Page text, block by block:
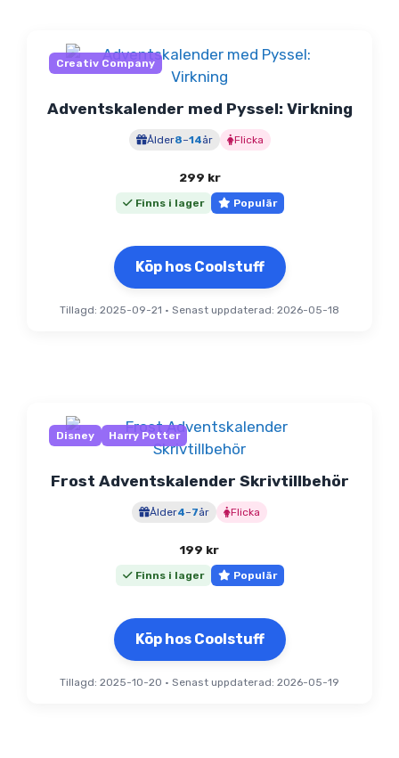
Creativ Company
Adventskalender med Pyssel: Virkning
Ålder8–14år Flicka
299 kr
Finns i lager Populär
Köp hos Coolstuff
Tillagd: 2025-09-21 • Senast uppdaterad: 2026-05-18
Disney Harry Potter
Frost Adventskalender Skrivtillbehör
Ålder4–7år Flicka
199 kr
Finns i lager Populär
Köp hos Coolstuff
Tillagd: 2025-10-20 • Senast uppdaterad: 2026-05-19